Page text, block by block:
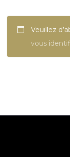
Veuillez
vous